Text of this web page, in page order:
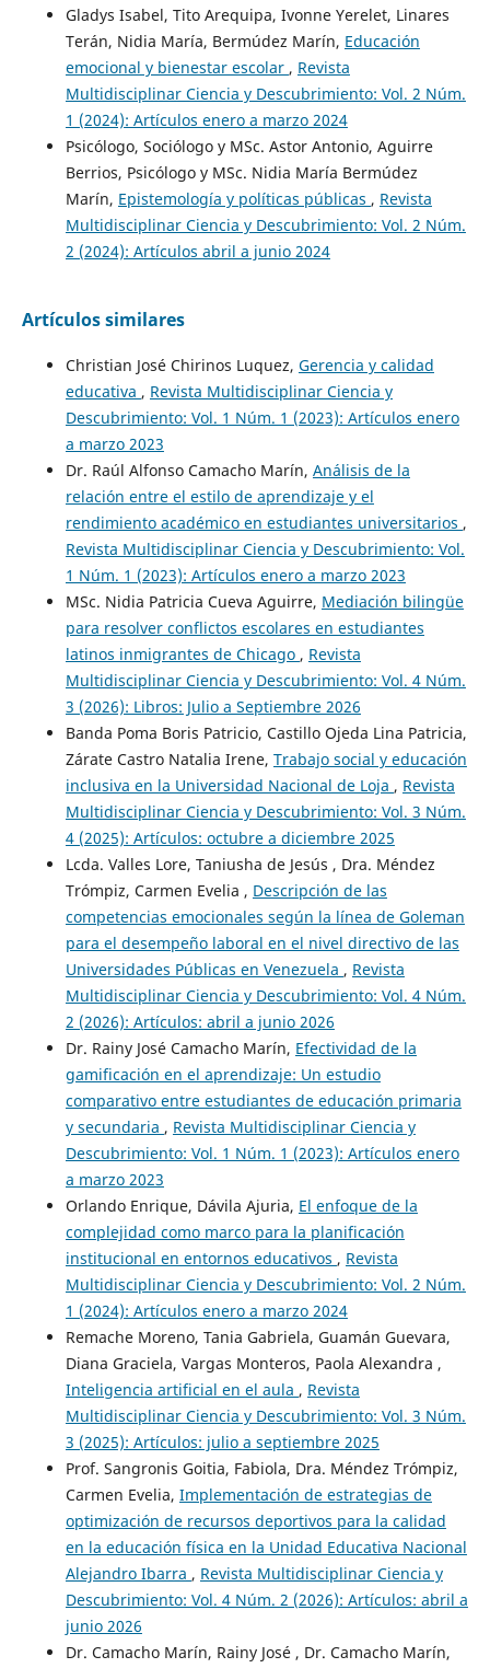
Gladys Isabel, Tito Arequipa, Ivonne Yerelet, Linares
Terán, Nidia María, Bermúdez Marín, Educación
emocional y bienestar escolar , Revista
Multidisciplinar Ciencia y Descubrimiento: Vol. 2 Núm.
1 (2024): Artículos enero a marzo 2024
Psicólogo, Sociólogo y MSc. Astor Antonio, Aguirre
Berrios, Psicólogo y MSc. Nidia María Bermúdez
Marín, Epistemología y políticas públicas , Revista
Multidisciplinar Ciencia y Descubrimiento: Vol. 2 Núm.
2 (2024): Artículos abril a junio 2024
Artículos similares
Christian José Chirinos Luquez, Gerencia y calidad
educativa , Revista Multidisciplinar Ciencia y
Descubrimiento: Vol. 1 Núm. 1 (2023): Artículos enero
a marzo 2023
Dr. Raúl Alfonso Camacho Marín, Análisis de la
relación entre el estilo de aprendizaje y el
rendimiento académico en estudiantes universitarios ,
Revista Multidisciplinar Ciencia y Descubrimiento: Vol.
1 Núm. 1 (2023): Artículos enero a marzo 2023
MSc. Nidia Patricia Cueva Aguirre, Mediación bilingüe
para resolver conflictos escolares en estudiantes
latinos inmigrantes de Chicago , Revista
Multidisciplinar Ciencia y Descubrimiento: Vol. 4 Núm.
3 (2026): Libros: Julio a Septiembre 2026
Banda Poma Boris Patricio, Castillo Ojeda Lina Patricia,
Zárate Castro Natalia Irene, Trabajo social y educación
inclusiva en la Universidad Nacional de Loja , Revista
Multidisciplinar Ciencia y Descubrimiento: Vol. 3 Núm.
4 (2025): Artículos: octubre a diciembre 2025
Lcda. Valles Lore, Taniusha de Jesús , Dra. Méndez
Trómpiz, Carmen Evelia , Descripción de las
competencias emocionales según la línea de Goleman
para el desempeño laboral en el nivel directivo de las
Universidades Públicas en Venezuela , Revista
Multidisciplinar Ciencia y Descubrimiento: Vol. 4 Núm.
2 (2026): Artículos: abril a junio 2026
Dr. Rainy José Camacho Marín, Efectividad de la
gamificación en el aprendizaje: Un estudio
comparativo entre estudiantes de educación primaria
y secundaria , Revista Multidisciplinar Ciencia y
Descubrimiento: Vol. 1 Núm. 1 (2023): Artículos enero
a marzo 2023
Orlando Enrique, Dávila Ajuria, El enfoque de la
complejidad como marco para la planificación
institucional en entornos educativos , Revista
Multidisciplinar Ciencia y Descubrimiento: Vol. 2 Núm.
1 (2024): Artículos enero a marzo 2024
Remache Moreno, Tania Gabriela, Guamán Guevara,
Diana Graciela, Vargas Monteros, Paola Alexandra ,
Inteligencia artificial en el aula , Revista
Multidisciplinar Ciencia y Descubrimiento: Vol. 3 Núm.
3 (2025): Artículos: julio a septiembre 2025
Prof. Sangronis Goitia, Fabiola, Dra. Méndez Trómpiz,
Carmen Evelia, Implementación de estrategias de
optimización de recursos deportivos para la calidad
en la educación física en la Unidad Educativa Nacional
Alejandro Ibarra , Revista Multidisciplinar Ciencia y
Descubrimiento: Vol. 4 Núm. 2 (2026): Artículos: abril a
junio 2026
Dr. Camacho Marín, Rainy José , Dr. Camacho Marín,